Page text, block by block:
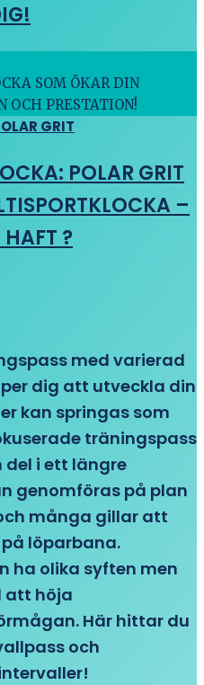
SOM ÖKAR DIN
OCH PRESTATION!
POLAR GRIT
–
?
med varierad
dig att utveckla din
kan springas som
träningspass
del i ett längre
genomföras på plan
många gillar att
löparbana.
ha olika syften men
att höja
Här hittar du
och